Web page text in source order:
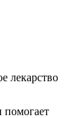
лекарство
помогает